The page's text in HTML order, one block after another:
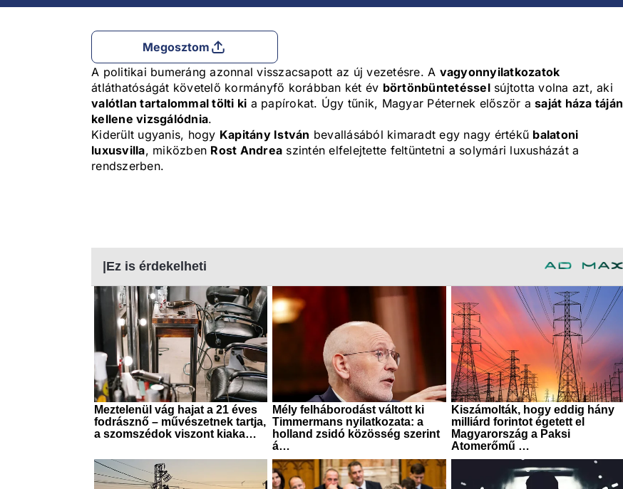
Megosztom
A politikai bumeráng azonnal visszacsapott az új vezetésre. A vagyonnyilatkozatok
átláthatóságát követelő kormányfő korábban két év börtönbüntetésselsújtotta volna azt, aki
valótlan tartalommal tölti ki a papírokat. Úgy tűnik, Magyar Péternek először a saját háza táján
kellene vizsgálódnia.
Kiderült ugyanis, hogy Kapitány István bevallásából kimaradt egy nagy értékű balatoni
luxusvilla, miközben Rost Andrea szintén elfelejtette feltüntetni a solymári luxusházát a
rendszerben.